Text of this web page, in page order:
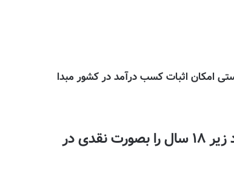
امکان اثبات کسب درآمد در کشور مبدا
متقاضی میبایستی مبلغ ۴۰۰۰۰یورو برای خود و هر شخص بالای ۱۸ سال ومبلغ ۱۰۰۰یورو برای افراد زیر ۱۸ سال را بصورت نقدی در